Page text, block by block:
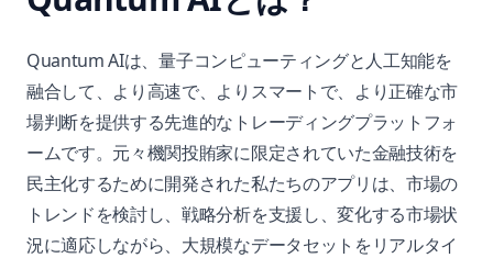
Quantum AIは、量子コンピューティングと人工知能を
融合して、より高速で、よりスマートで、より正確な市
場判断を提供する先進的なトレーディングプラットフォ
ームです。元々機関投賄家に限定されていた金融技術を
民主化するために開発された私たちのアプリは、市場の
トレンドを検討し、戦略分析を支援し、変化する市場状
況に適応しながら、大規模なデータセットをリアルタイ